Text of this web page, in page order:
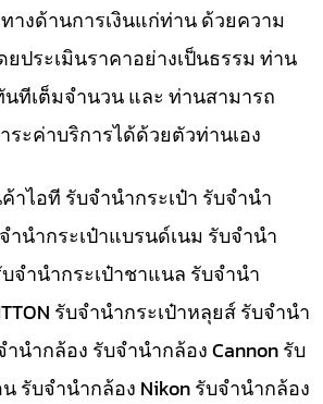
างด้านการเงินแก่ท่าน ด้วยความ
ยประเมินราคาอย่างเป็นธรรม ท่าน
นทีเต็มจำนวน และ ท่านสามารถ
ะค่าบริการได้ด้วยตัวท่านเอง
าไอที รับจำนำกระเป๋า รับจำนำ
ำนำกระเป๋าแบรนด์เนม รับจำนำ
บจำนำกระเป๋าชาแนล รับจำนำ
รับจำนำกระเป๋าหลุยส์ รับจำนำ
นำกล้อง รับจำนำกล้อง Cannon รับ
รับจำนำกล้อง Nikon รับจำนำกล้อง